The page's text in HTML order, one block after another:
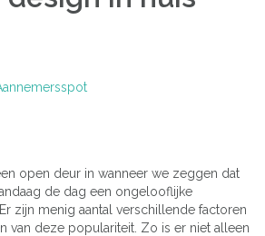
open deur in wanneer we zeggen dat
de dag een ongelooflijke
zijn menig aantal verschillende factoren
van deze populariteit. Zo is er niet alleen